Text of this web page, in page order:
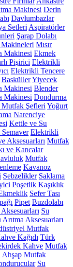
Makinesi Derin
Davlumbazlar
Setleri Aspiratörler
Şarap Dolabı
Makineleri Mısır
Makinesi Ekmek
Pişirici Elektrikli
Elektrikli Tencere
BasküllerYiyecek
Makinesi Blender
Makinesi Dondurma
Şefleri Yoğurt
Narenciye
Kettle ve Su
Elektrikli
Aksesuarları Mutfak
ve Kancalar
Mutfak
Kavanoz
Sebzelikler Saklama
Poşetlik Kaşıklık
Sefer Tası
Pipet Buzdolabı
Su
Arıtma Aksesuarları
Mutfak
Kağıdı Türk
Kahve Mutfak
Ahşap Mutfak
Su